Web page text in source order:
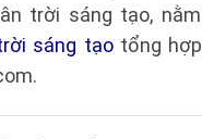
trời sáng tạo,
sáng tạotổng hợp